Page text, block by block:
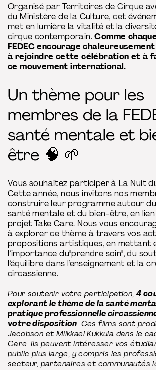
Organisé parTerritoires de Cirque
du Ministère de la Culture, cet
met en lumière la vitalité et la
cirque contemporain.Comme
FEDEC encourage
à rejoindre cette célébration et à
ce mouvement international.
Un thème pour les
membres de la
santé mentale et
être 🧠 🌱
Vous souhaitez participer à La Nuit
Cette année, nous invitons nos
construire leur programme autour
santé mentale et du bien-être, en
projet Take Care. Nous vous
à explorer ce thème à travers vos
propositions artistiques, en mettant
l’importance du"prendre soin", du
l’équilibre dans l’enseignement et la
circassienne.
Pour soutenir votre participation, 4
explorant le thème de la santé
pratique professionnelle
votre disposition. Ces films sont
Jacobson et Miikkael Kukkula dans le
Care. Ils peuvent intéresser vos
public plus large, y compris les
secteur, partenaires et communautés